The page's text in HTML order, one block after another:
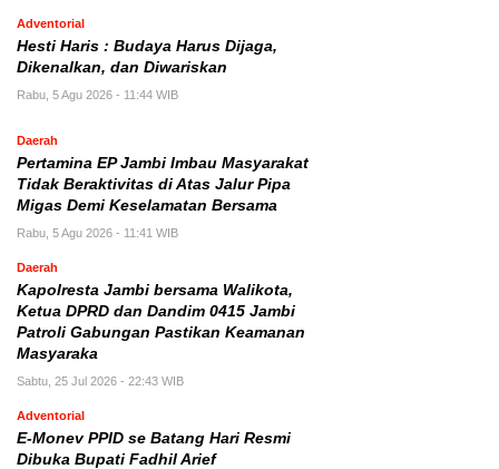
Adventorial
Hesti Haris : Budaya Harus Dijaga,
Dikenalkan, dan Diwariskan
Rabu, 5 Agu 2026 - 11:44 WIB
Daerah
Pertamina EP Jambi Imbau Masyarakat
Tidak Beraktivitas di Atas Jalur Pipa
Migas Demi Keselamatan Bersama
Rabu, 5 Agu 2026 - 11:41 WIB
Daerah
Kapolresta Jambi bersama Walikota,
Ketua DPRD dan Dandim 0415 Jambi
Patroli Gabungan Pastikan Keamanan
Masyaraka
Sabtu, 25 Jul 2026 - 22:43 WIB
Adventorial
E-Monev PPID se Batang Hari Resmi
Dibuka Bupati Fadhil Arief